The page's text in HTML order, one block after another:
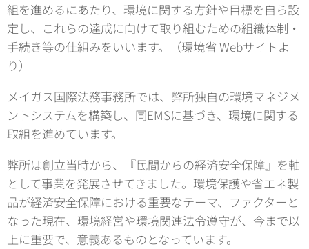
組を進めるにあたり、環境に関する方針や目標を自ら設
定し、これらの達成に向けて取り組むための組織体制・
手続き等の仕組みをいいます。（環境省 Webサイトよ
り）
メイガス国際法務事務所では、弊所独自の環境マネジメ
ントシステムを構築し、同EMSに基づき、環境に関する
取組を進めています。
弊所は創立当時から、『民間からの経済安全保障』を軸
として事業を発展させてきました。環境保護や省エネ製
品が経済安全保障における重要なテーマ、ファクターと
なった現在、環境経営や環境関連法令遵守が、今まで以
上に重要で、意義あるものとなっています。